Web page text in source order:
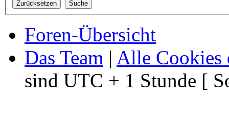
Foren-Übersicht
Das Team | Alle Cookies
sind UTC + 1 Stunde [